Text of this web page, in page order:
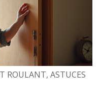
ROULANT, ASTUCES